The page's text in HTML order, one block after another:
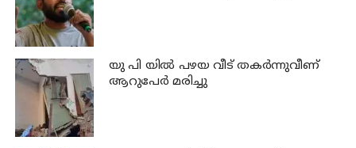
യു പി യില്‍ പഴയ വീട് തകര്‍ന്നുവീണ്
ആറുപേര്‍ മരിച്ചു